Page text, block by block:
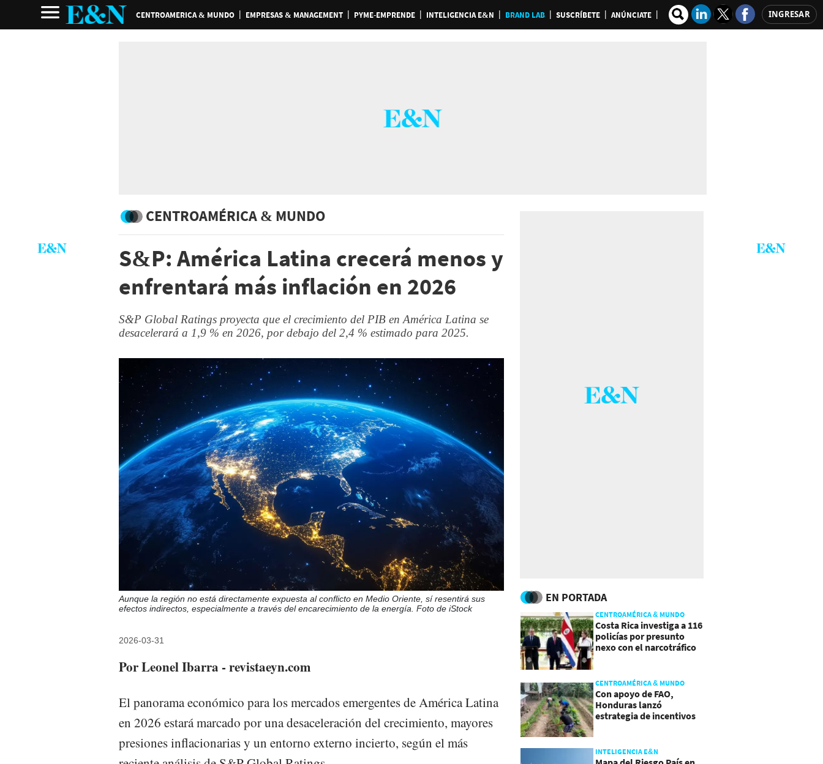
CENTROAMERICA & MUNDO EMPRESAS & MANAGEMENT PYME-EMPRENDE INTELIGENCIA E&N BRAND LAB SUSCRÍBETE ANÚNCIATE INGRESAR
CENTROAMÉRICA & MUNDO
S&P: América Latina crecerá menos y
enfrentará más inflación en 2026
S&P Global Ratings proyecta que el crecimiento del PIB en América Latina se
desacelerará a 1,9 % en 2026, por debajo del 2,4 % estimado para 2025.
Aunque la región no está directamente expuesta al conflicto en Medio Oriente, sí resentirá sus
efectos indirectos, especialmente a través del encarecimiento de la energía. Foto de iStock
2026-03-31
Por Leonel Ibarra - revistaeyn.com
El panorama económico para los mercados emergentes de América Latina
en 2026 estará marcado por una desaceleración del crecimiento, mayores
presiones inflacionarias y un entorno externo incierto, según el más
EN PORTADA
CENTROAMÉRICA & MUNDO
Costa Rica investiga a 116
policías por presunto
nexo con el narcotráfico
CENTROAMÉRICA & MUNDO
Con apoyo de FAO,
Honduras lanzó
estrategia de incentivos
INTELIGENCIA E&N